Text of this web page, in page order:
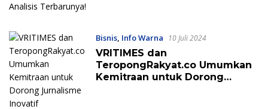
Bisnis, Info Warna 10 Juli 2024
VRITIMES dan
TeropongRakyat.co Umumkan
Kemitraan untuk Dorong